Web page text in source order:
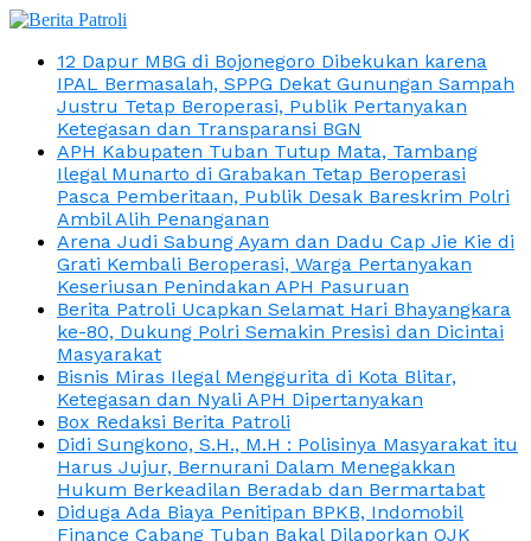
12 Dapur MBG di Bojonegoro Dibekukan karena
IPAL Bermasalah, SPPG Dekat Gunungan Sampah
Justru Tetap Beroperasi, Publik Pertanyakan
Ketegasan dan Transparansi BGN
APH Kabupaten Tuban Tutup Mata, Tambang
Ilegal Munarto di Grabakan Tetap Beroperasi
Pasca Pemberitaan, Publik Desak Bareskrim Polri
Ambil Alih Penanganan
Arena Judi Sabung Ayam dan Dadu Cap Jie Kie di
Grati Kembali Beroperasi, Warga Pertanyakan
Keseriusan Penindakan APH Pasuruan
Berita Patroli Ucapkan Selamat Hari Bhayangkara
ke-80, Dukung Polri Semakin Presisi dan Dicintai
Masyarakat
Bisnis Miras Ilegal Menggurita di Kota Blitar,
Ketegasan dan Nyali APH Dipertanyakan
Box Redaksi Berita Patroli
Didi Sungkono, S.H., M.H : Polisinya Masyarakat itu
Harus Jujur, Bernurani Dalam Menegakkan
Hukum Berkeadilan Beradab dan Bermartabat
Diduga Ada Biaya Penitipan BPKB, Indomobil
Finance Cabang Tuban Bakal Dilaporkan OJK